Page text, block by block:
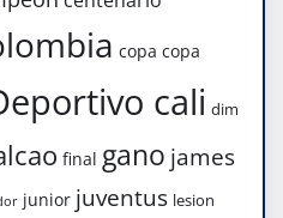
copa copa
cali dim
final gano james
junior juventus lesion